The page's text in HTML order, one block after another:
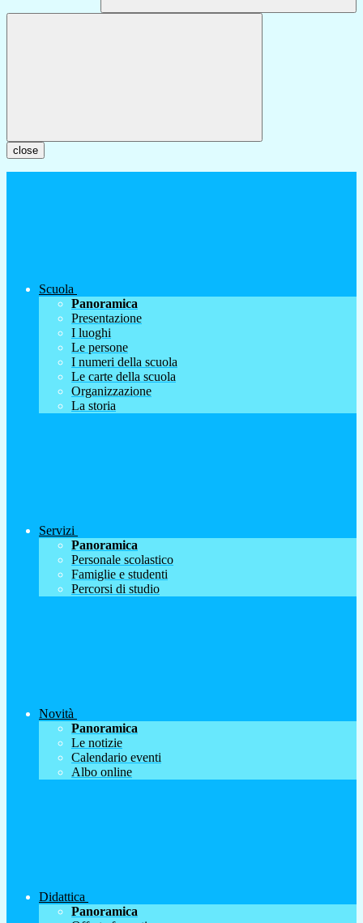
close
Scuola
Panoramica
Presentazione
I luoghi
Le persone
I numeri della scuola
Le carte della scuola
Organizzazione
La storia
Servizi
Panoramica
Personale scolastico
Famiglie e studenti
Percorsi di studio
Novità
Panoramica
Le notizie
Calendario eventi
Albo online
Didattica
Panoramica